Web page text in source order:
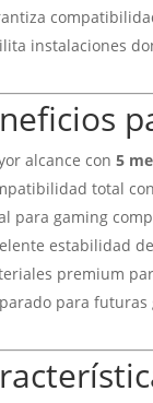
instalaciones
alcance con5
total
para gaming
estabilidad
premium
para